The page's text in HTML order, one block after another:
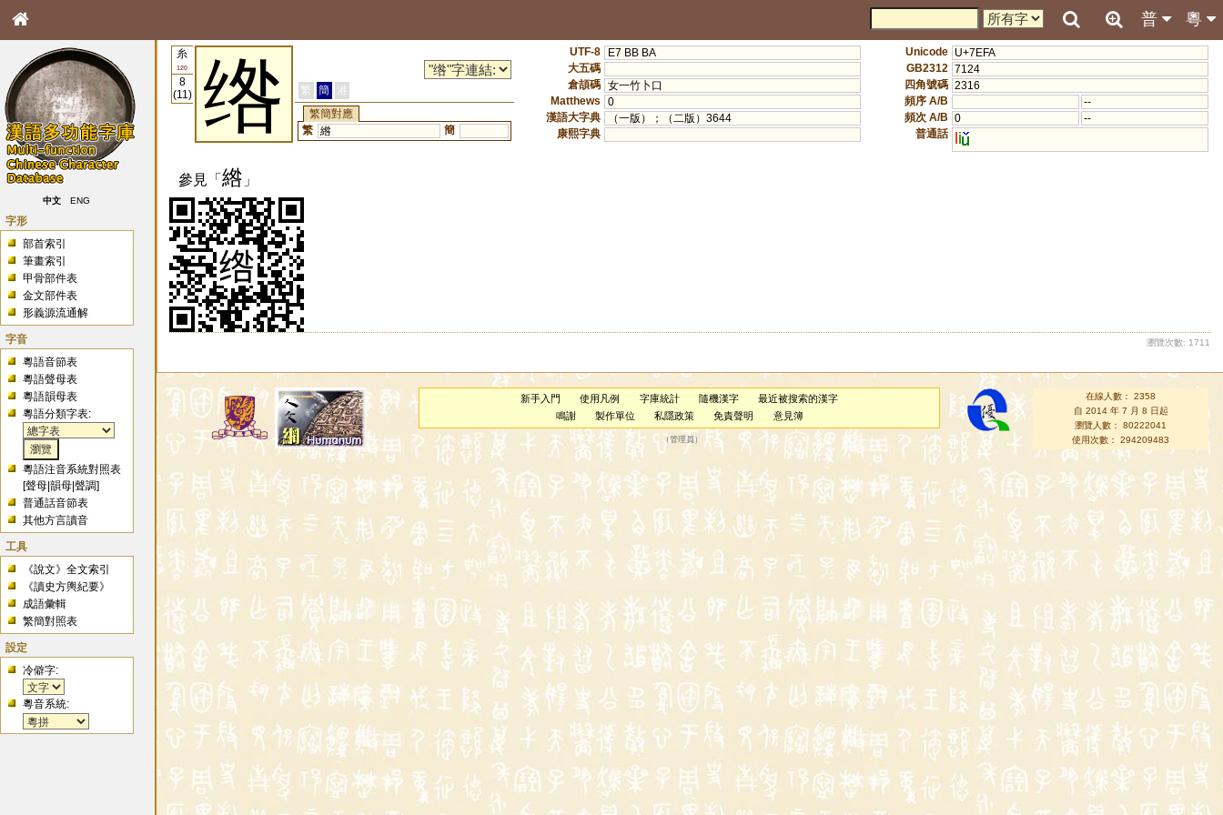
粵
普
中文 ENG
字形
部首索引
筆畫索引
甲骨部件表
金文部件表
形義源流通解
字音
粵語音節表
粵語聲母表
粵語韻母表
粵語分類字表:
粵語注音系統對照表
[聲母 |韻母 |聲調]
普通話音節表
其他方言讀音
工具
《說文》全文索引
《讀史方輿紀要》
成語彙輯
繁簡對照表
設定
冷僻字:
粵音系統:
糸
120
8
(11)
绺 繁 簡
港
繁簡對應
繁 綹 簡
UTF-8
E7 BB BA
大五碼
倉頡碼 女一竹卜口
Matthews
0
漢語大字典
（一版）；（二版）3644
康熙字典
Unicode U+7EFA
GB2312 7124
四角號碼 2316
頻序 A/B
--
頻次 A/B 0
--
普通話 li
參見「綹 」
瀏覽次數: 1711
新手入門 使用凡例 字庫統計 隨機漢字
最近被搜索的漢字
鳴謝
製作單位 私隱政策 免責聲明 意見簿
（管理員）
在線人數： 2358
自 2014 年 7 月 8 日起
瀏覽人數： 80222041
使用次數： 294209483